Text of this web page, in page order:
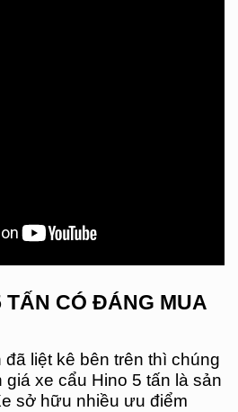
TẤN CÓ ĐÁNG MUA
liệt kê bên trên thì chúng
xe cẩu Hino 5 tấn là sản
sở hữu nhiều ưu điểm